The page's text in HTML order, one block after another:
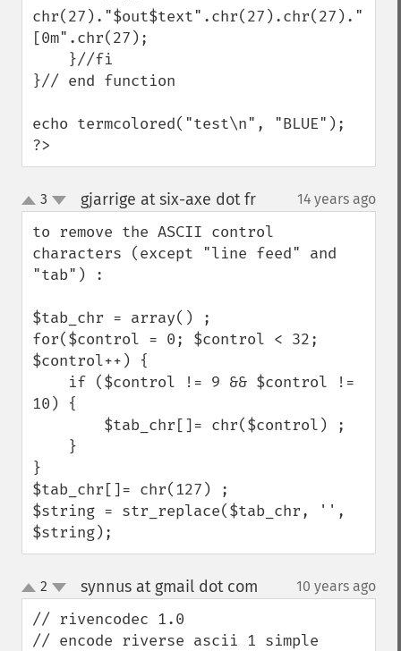
chr(27)."$out$text".chr(27).chr(27)."
[0m".chr(27);
}// end function
echo termcolored("test\n", "BLUE");
?>
up
down
3 gjarrige at six-axe dot fr¶ 14 years ago
to remove the ASCII control
characters (except "line feed" and
"tab") :
$tab_chr = array() ;
for($control = 0; $control < 32;
$control++) {
10) {
}
$tab_chr[]= chr(127) ;
$string = str_replace($tab_chr, '',
$string);
up
down
2 synnus at gmail dot com 10 years ago
// rivencodec 1.0
// encode riverse ascii 1 simple